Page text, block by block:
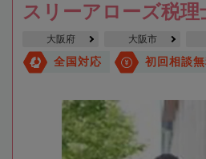
スリーアローズ税理
大阪府 大阪市
全国対応 初回相談